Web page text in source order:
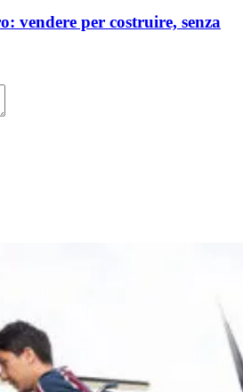
vendere per costruire, senza